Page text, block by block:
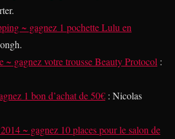
~ gagnez 1 pochette Lulu en
~ gagnez votre trousse Beauty Protocol :
1 bon d’achat de 50€ : Nicolas
~ gagnez 10 places pour le salon de